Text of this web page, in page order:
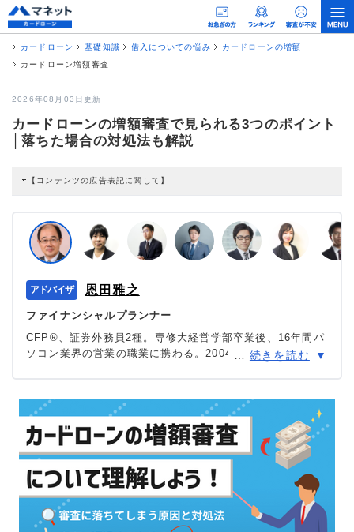
カードローン 基礎知識 借入についての悩み
カードローンの増額
カードローン増額審査
2026年08月03日更新
カードローンの増額審査で見られる3つのポイント
│落ちた場合の対処法も解説
【コンテンツの広告表記に関して】
だし、特定の商品を根拠なくPRするものではなく、当編集部の調査／ユーザー
への口コミ収集などに基づき、公平性を担保した情報提供を行っています。
>提携企業一覧
恩田雅之
ファイナンシャルプランナー
CFP®、証券外務員2種。専修大経営学部卒業後、16年間パ
ソコン業界の営業の職業に携わる。2004年6月、札幌にて
筆やローン関連を中心に記事の監修などを中心に活動中。
＞＞公式ページ
続きを読む